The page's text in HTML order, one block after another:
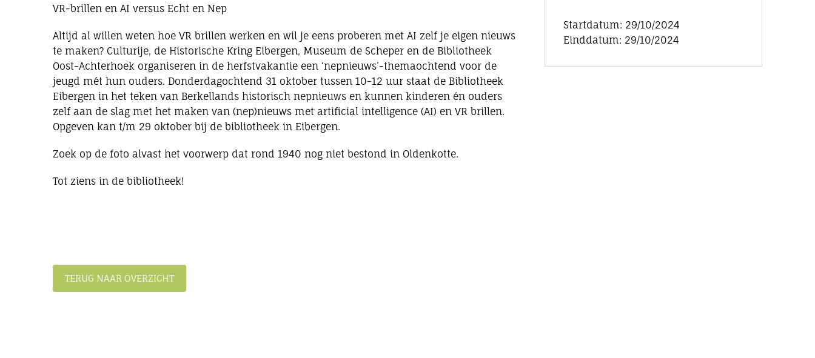
VR-brillen en AI versus Echt en Nep
Altijd al willen weten hoe VR brillen werken en wil je eens proberen met AI zelf je eigen nieuws
te maken? Culturije, de Historische Kring Eibergen, Museum de Scheper en de Bibliotheek
Oost-Achterhoek organiseren in de herfstvakantie een ‘nepnieuws’-themaochtend voor de
jeugd mét hun ouders. Donderdagochtend 31 oktober tussen 10-12 uur staat de Bibliotheek
Eibergen in het teken van Berkellands historisch nepnieuws en kunnen kinderen én ouders
zelf aan de slag met het maken van (nep)nieuws met artificial intelligence (AI) en VR brillen.
Opgeven kan t/m 29 oktober bij de bibliotheek in Eibergen.
Zoek op de foto alvast het voorwerp dat rond 1940 nog niet bestond in Oldenkotte.
Tot ziens in de bibliotheek!
Startdatum: 29/10/2024
Einddatum: 29/10/2024
TERUG NAAR OVERZICHT